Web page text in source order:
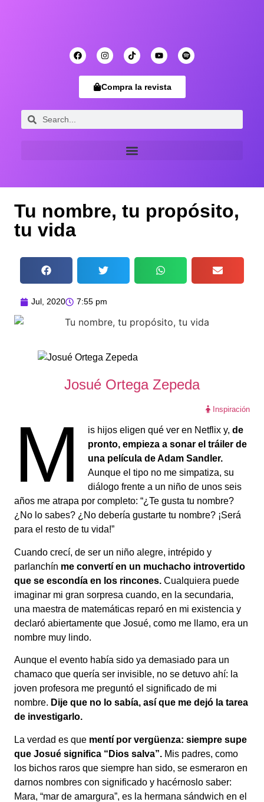
Compra la revista
Tu nombre, tu propósito,
tu vida
Jul, 2020 7:55 pm
Josué Ortega Zepeda
Inspiración
M is hijos eligen qué ver en Netflix y,de
pronto, empieza a sonar el tráiler de
una película de Adam Sandler.
Aunque el tipo no me simpatiza, su
diálogo frente a un niño de unos seis
años me atrapa por completo: “¿Te gusta tu nombre?
¿No lo sabes? ¿No debería gustarte tu nombre? ¡Será
para el resto de tu vida!”
Cuando crecí, de ser un niño alegre, intrépido y
parlanchín me convertí en un muchacho introvertido
que se escondía en los rincones. Cualquiera puede
imaginar mi gran sorpresa cuando, en la secundaria,
una maestra de matemáticas reparó en mi existencia y
declaró abiertamente que Josué, como me llamo, era un
nombre muy lindo.
Aunque el evento había sido ya demasiado para un
chamaco que quería ser invisible, no se detuvo ahí: la
joven profesora me preguntó el significado de mi
nombre. Dije que no lo sabía, así que me dejó la tarea
de investigarlo.
La verdad es que mentí por vergüenza: siempre supe
que Josué significa “Dios salva”. Mis padres, como
los bichos raros que siempre han sido, se esmeraron en
darnos nombres con significado y hacérnoslo saber:
Mara, “mar de amargura”, es la hermana sándwich en el